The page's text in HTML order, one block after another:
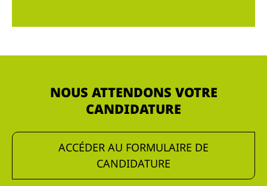
NOUS ATTENDONS VOTRE
CANDIDATURE
ACCÉDER AU FORMULAIRE DE
CANDIDATURE